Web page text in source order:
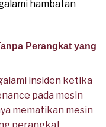
hambatan
Perangkat yang
insiden ketika
pada mesin
mematikan mesin